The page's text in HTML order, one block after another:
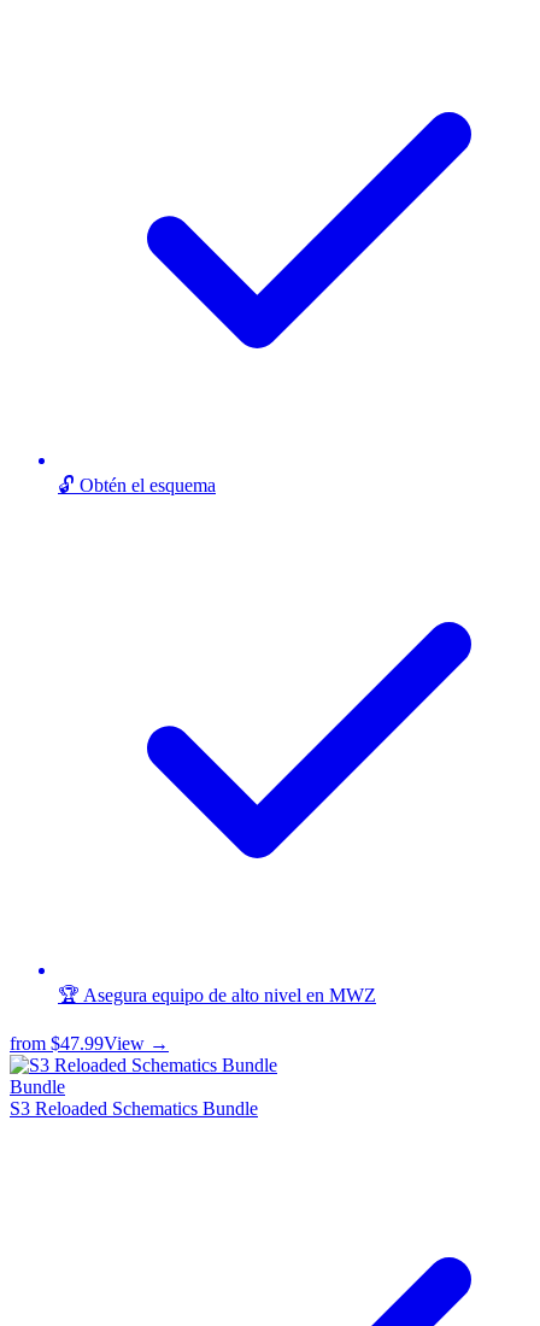
🔓 Obtén el esquema
🏆 Asegura equipo de alto nivel en MWZ
from $47.99View →
Bundle
S3 Reloaded Schematics Bundle